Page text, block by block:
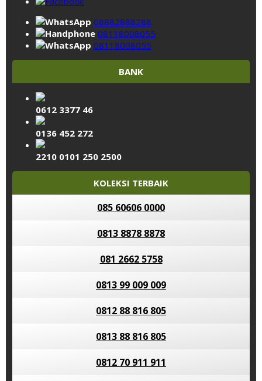
08882888288
08118008055
08118008055
BANK
0612 3377 46
0136 452 272
2210 0101 250 2500
KOLEKSI TERBAIK
085 60606 0000
0813 8878 8878
081 2662 5758
0813 99 009 009
0812 88 816 805
0813 88 816 805
0812 70 911 911